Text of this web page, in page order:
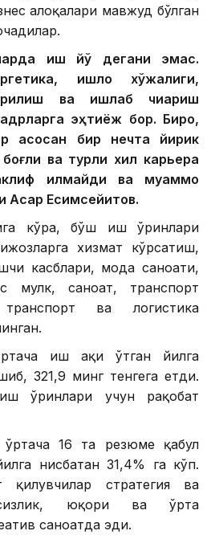
алоқалари мавжуд бўлган
иш йўқ дегани эмас.
қишлоқ хўжалиги,
ва ишлаб чиқариш
эҳтиёж бор. Бироқ,
асосан бир нечта йирик
ва турли хил карьера
қилмайди ва муаммо
Есимсейитов.
кўра, бўш иш ўринлари
хизмат кўрсатиш,
касблари, мода саноати,
мулк, саноат, транспорт
ва логистика
иш ҳақи ўтган йилга
321,9 минг тенгега етди.
ўринлари учун рақобат
16 та резюме қабул
нисбатан 31,4% га кўп.
стратегия ва
юқори ва ўрта
саноатда эди.